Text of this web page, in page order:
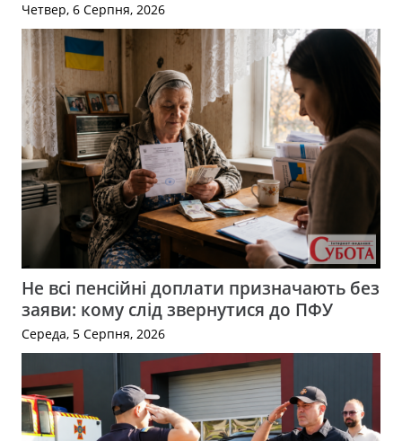
Четвер, 6 Серпня, 2026
Не всі пенсійні доплати призначають без
заяви: кому слід звернутися до ПФУ
Середа, 5 Серпня, 2026